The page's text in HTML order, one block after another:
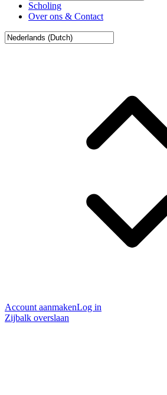
Scholing
Over ons & Contact
Account aanmakenLog in
Zijbalk overslaan